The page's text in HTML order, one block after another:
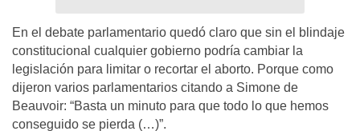
En el debate parlamentario quedó claro que sin el blindaje
constitucional cualquier gobierno podría cambiar la
legislación para limitar o recortar el aborto. Porque como
dijeron varios parlamentarios citando a Simone de
Beauvoir: “Basta un minuto para que todo lo que hemos
conseguido se pierda (…)”.